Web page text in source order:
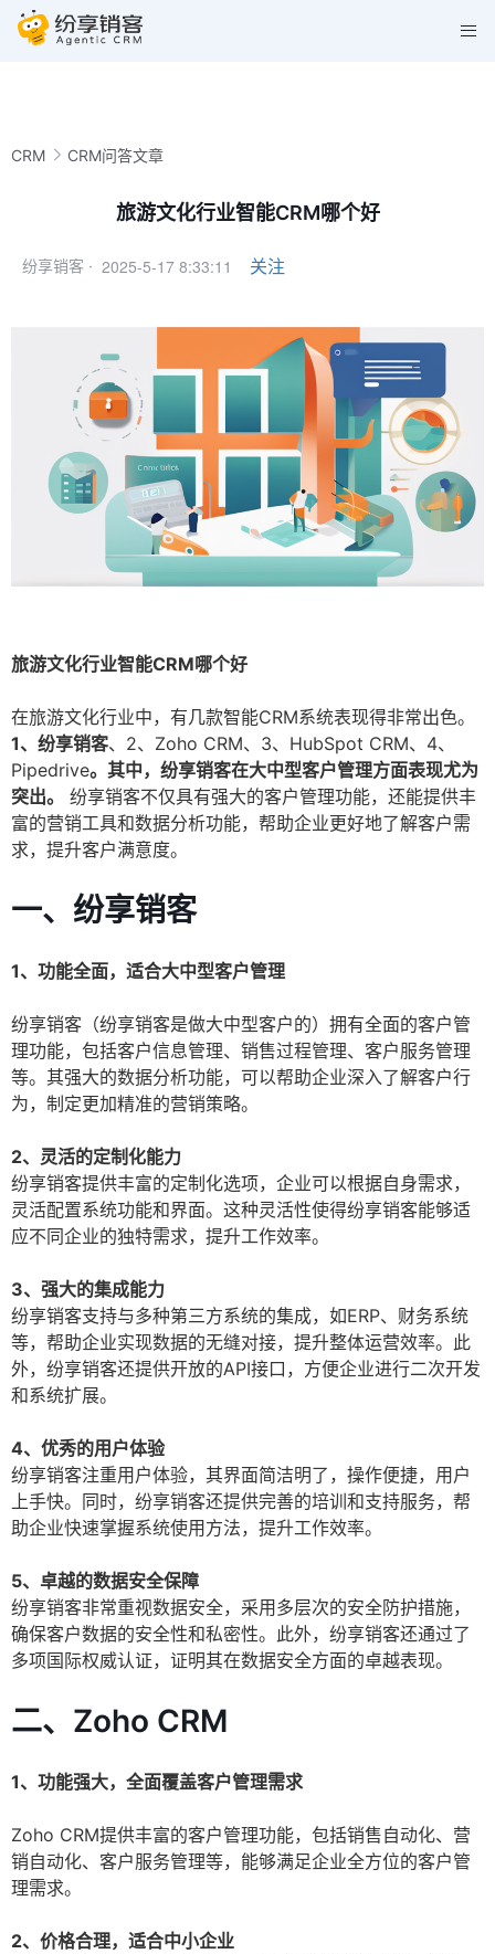
CRM CRM问答文章
旅游文化行业智能CRM哪个好
纷享销客 · 2025-5-17 8:33:11 关注
旅游文化行业智能CRM哪个好
在旅游文化行业中，有几款智能CRM系统表现得非常出色。
1、纷享销客、2、Zoho CRM、3、HubSpot CRM、4、
Pipedrive。其中，纷享销客在大中型客户管理方面表现尤为
突出。
纷享销客不仅具有强大的客户管理功能，还能提供丰
富的营销工具和数据分析功能，帮助企业更好地了解客户需
求，提升客户满意度。
一、纷享销客
1、功能全面，适合大中型客户管理
纷享销客（纷享销客是做大中型客户的）拥有全面的客户管
理功能，包括客户信息管理、销售过程管理、客户服务管理
等。其强大的数据分析功能，可以帮助企业深入了解客户行
为，制定更加精准的营销策略。
2、灵活的定制化能力
纷享销客提供丰富的定制化选项，企业可以根据自身需求，
灵活配置系统功能和界面。这种灵活性使得纷享销客能够适
应不同企业的独特需求，提升工作效率。
3、强大的集成能力
纷享销客支持与多种第三方系统的集成，如ERP、财务系统
等，帮助企业实现数据的无缝对接，提升整体运营效率。此
外，纷享销客还提供开放的API接口，方便企业进行二次开发
和系统扩展。
4、优秀的用户体验
纷享销客注重用户体验，其界面简洁明了，操作便捷，用户
上手快。同时，纷享销客还提供完善的培训和支持服务，帮
助企业快速掌握系统使用方法，提升工作效率。
5、卓越的数据安全保障
纷享销客非常重视数据安全，采用多层次的安全防护措施，
确保客户数据的安全性和私密性。此外，纷享销客还通过了
多项国际权威认证，证明其在数据安全方面的卓越表现。
二、Zoho CRM
1、功能强大，全面覆盖客户管理需求
Zoho CRM提供丰富的客户管理功能，包括销售自动化、营
销自动化、客户服务管理等，能够满足企业全方位的客户管
理需求。
2、价格合理，适合中小企业